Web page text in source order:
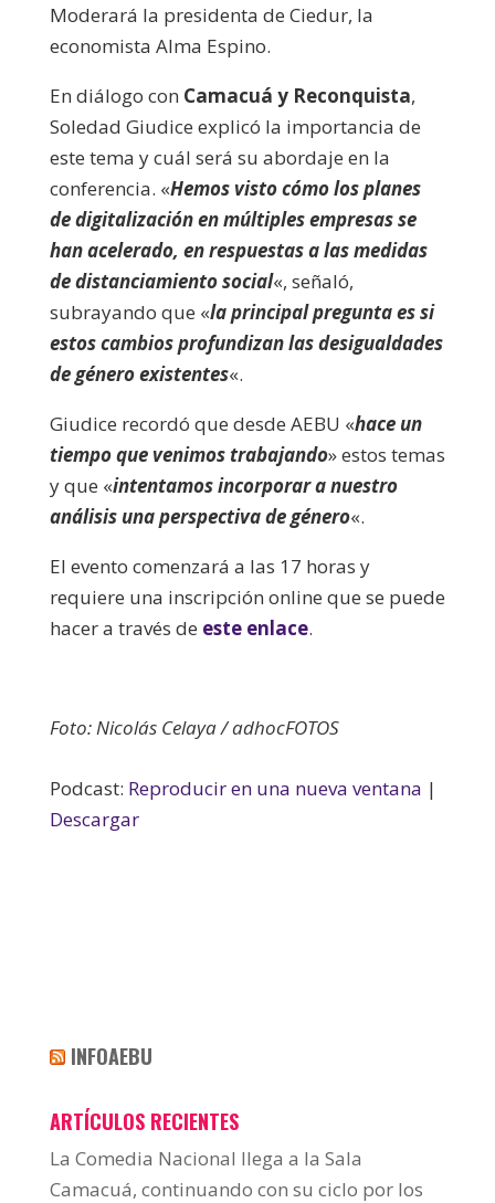
Moderará la presidenta de Ciedur, la
economista Alma Espino.
En diálogo con Camacuá y Reconquista,
Soledad Giudice explicó la importancia de
este tema y cuál será su abordaje en la
conferencia. «Hemos visto cómo los planes
de digitalización en múltiples empresas se
han acelerado, en respuestas a las medidas
de distanciamiento social«, señaló,
subrayando que «la principal pregunta es si
estos cambios profundizan las desigualdades
de género existentes«.
Giudice recordó que desde AEBU «hace un
tiempo que venimos trabajando» estos temas
y que «intentamos incorporar a nuestro
análisis una perspectiva de género«.
El evento comenzará a las 17 horas y
requiere una inscripción online que se puede
hacer a través de este enlace.
Foto: Nicolás Celaya / adhocFOTOS
Podcast: Reproducir en una nueva ventana |
Descargar
INFOAEBU
ARTÍCULOS RECIENTES
La Comedia Nacional llega a la Sala
Camacuá, continuando con su ciclo por los